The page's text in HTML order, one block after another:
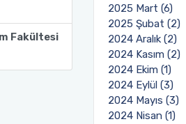
Fakültesi
2025 Mart (6)
2025 Şubat (2)
2024 Aralık (2)
2024 Kasım (2)
2024 Ekim (1)
2024 Eylül (3)
2024 Mayıs (3)
2024 Nisan (1)